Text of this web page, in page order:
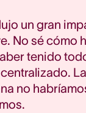
un gran
No sé cómo
tenido
no